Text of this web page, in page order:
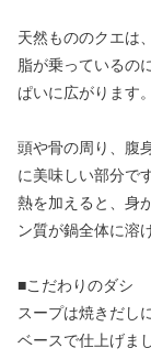
天然もののクエは
脂が乗っているの
ぱいに広がります。
頭や骨の周り、腹
に美味しい部分で
熱を加えると、身
ン質が鍋全体に溶
■こだわりのダシ
スープは焼きだし
ベースで仕上げま